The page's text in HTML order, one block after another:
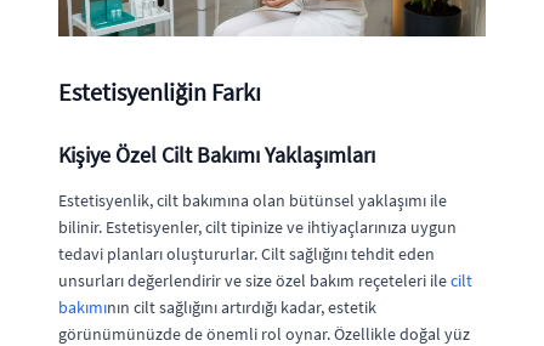
Estetisyenliğin Farkı
Kişiye Özel Cilt Bakımı Yaklaşımları
Estetisyenlik, cilt bakımına olan bütünsel yaklaşımı ile
bilinir. Estetisyenler, cilt tipinize ve ihtiyaçlarınıza uygun
tedavi planları oluştururlar. Cilt sağlığını tehdit eden
unsurları değerlendirir ve size özel bakım reçeteleri ilecilt
bakımının cilt sağlığını artırdığı kadar, estetik
görünümünüzde de önemli rol oynar. Özellikle doğal yüz